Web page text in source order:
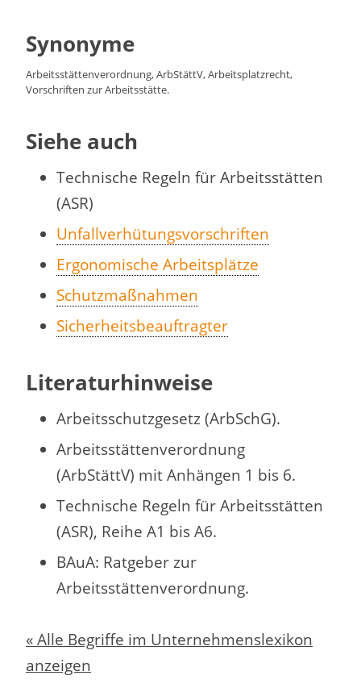
Synonyme
Arbeitsstättenverordnung, ArbStättV, Arbeitsplatzrecht,
Vorschriften zur Arbeitsstätte.
Siehe auch
Technische Regeln für Arbeitsstätten
(ASR)
Unfallverhütungsvorschriften
Ergonomische Arbeitsplätze
Schutzmaßnahmen
Sicherheitsbeauftragter
Literaturhinweise
Arbeitsschutzgesetz (ArbSchG).
Arbeitsstättenverordnung
(ArbStättV) mit Anhängen 1 bis 6.
Technische Regeln für Arbeitsstätten
(ASR), Reihe A1 bis A6.
BAuA: Ratgeber zur
Arbeitsstättenverordnung.
« Alle Begriffe im Unternehmenslexikon
anzeigen